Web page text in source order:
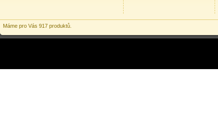
Máme pro Vás 917 produktů.